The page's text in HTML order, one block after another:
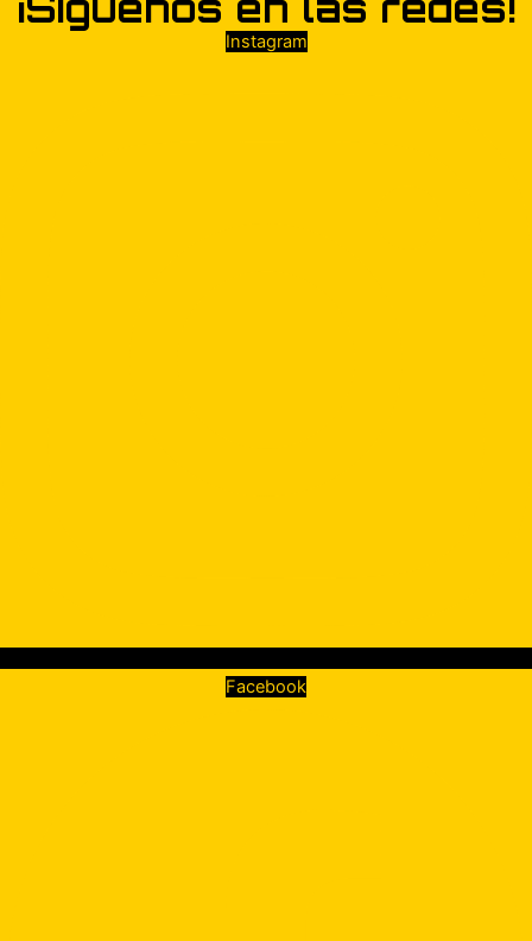
Instagram
Facebook